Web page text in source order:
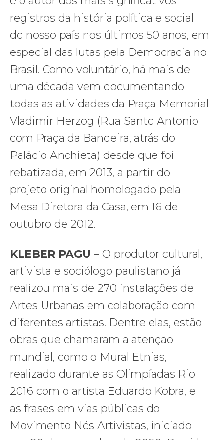
registros da história política e social
do nosso país nos últimos 50 anos, em
especial das lutas pela Democracia no
Brasil. Como voluntário, há mais de
uma década vem documentando
todas as atividades da Praça Memorial
Vladimir Herzog (Rua Santo Antonio
com Praça da Bandeira, atrás do
Palácio Anchieta) desde que foi
rebatizada, em 2013, a partir do
projeto original homologado pela
Mesa Diretora da Casa, em 16 de
outubro de 2012.
KLEBER PAGU – O produtor cultural,
artivista e sociólogo paulistano já
realizou mais de 270 instalações de
Artes Urbanas em colaboração com
diferentes artistas. Dentre elas, estão
obras que chamaram a atenção
mundial, como o Mural Etnias,
realizado durante as Olimpíadas Rio
2016 com o artista Eduardo Kobra, e
as frases em vias públicas do
Movimento Nós Artivistas, iniciado